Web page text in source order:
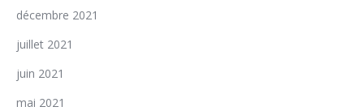
décembre 2021
juillet 2021
juin 2021
mai 2021